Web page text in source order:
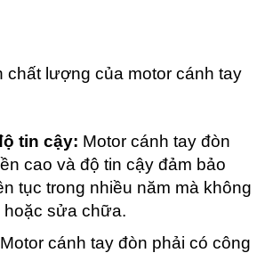
chất lượng của motor cánh tay
tin cậy: Motor cánh tay đòn
cao và độ tin cậy đảm bảo
tục trong nhiều năm mà không
hoặc sửa chữa.
Motor cánh tay đòn phải có công